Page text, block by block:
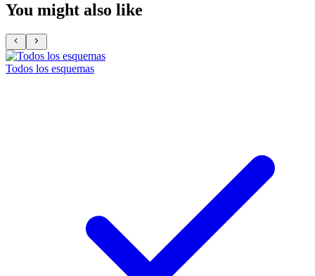
You might also like
Todos los esquemas